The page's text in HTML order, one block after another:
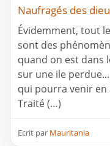
Naufragés des
Évidemment, tout
sont des
quand on est dans
sur une ile
qui pourra venir en
Traité (…)
Ecrit par Mauritania